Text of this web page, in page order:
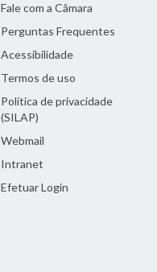
Fale com a Câmara
Perguntas Frequentes
Acessibilidade
Termos de uso
Política de privacidade
(SILAP)
Webmail
Intranet
Efetuar Login